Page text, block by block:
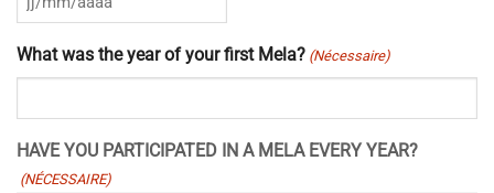
JJ
slash
AAAA
What was the year of your first Mela? (Nécessaire)
HAVE YOU PARTICIPATED IN A MELA EVERY YEAR?
(NÉCESSAIRE)